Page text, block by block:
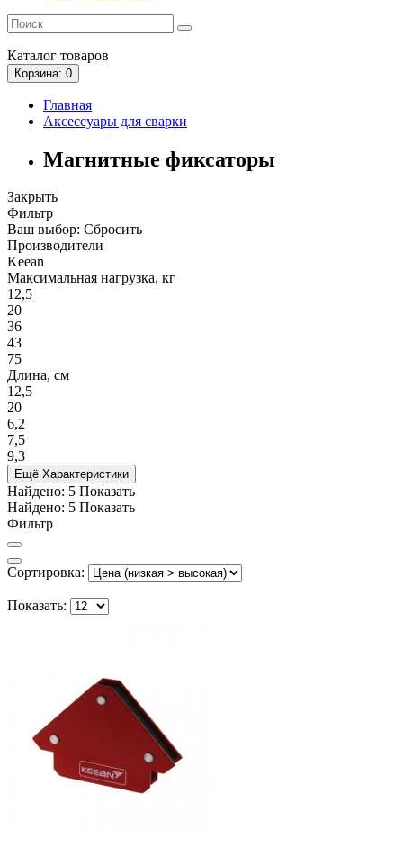
Каталог товаров
Корзина: 0
Главная
Аксессуары для сварки
Магнитные фиксаторы
Закрыть
Фильтр
Ваш выбор: Сбросить
Производители
Keean
Максимальная нагрузка, кг
12,5
20
36
43
75
Длина, см
12,5
20
6,2
7,5
9,3
Ещё Характеристики
Найдено: 5 Показать
Найдено: 5 Показать
Фильтр
Сортировка:
Показать: